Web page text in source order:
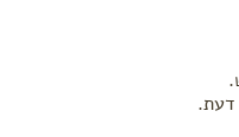
דעת.